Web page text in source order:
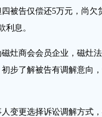
被告仅偿还5万元，尚欠
利息。
商会会员企业，磁灶
步了解被告有调解意向
更选择诉讼调解方式